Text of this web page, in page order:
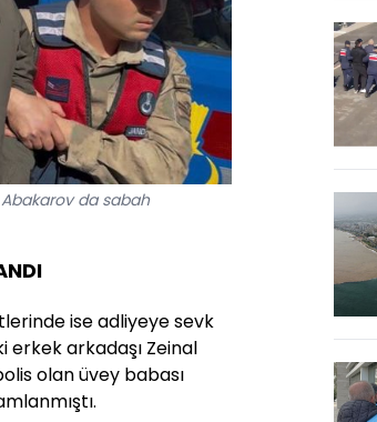
da sabah
ise adliyeye sevk
erkek arkadaşı Zeinal
olan üvey babası